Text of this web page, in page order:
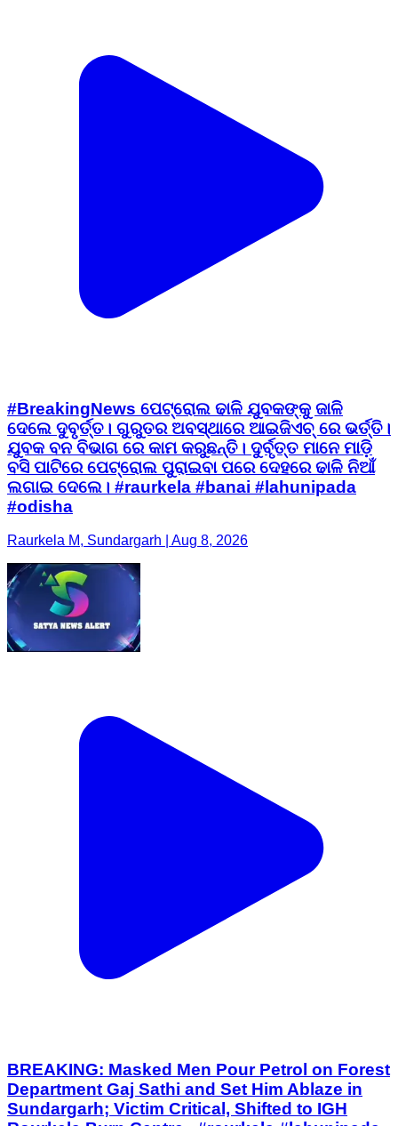
#BreakingNews ପେଟ୍ରୋଲ ଢାଳି ଯୁବକଙ୍କୁ ଜାଳି
ଦେଲେ ଦୁବୃର୍ତ୍ତ। ଗୁରୁତର ଅବସ୍ଥାରେ ଆଇଜିଏଚ୍ ରେ ଭର୍ତ୍ତି।
ଯୁବକ ବନ ବିଭାଗ ରେ କାମ କରୁଛନ୍ତି। ଦୁର୍ବୃତ୍ତ ମାନେ ମାଡ଼ି
ବସି ପାଟିରେ ପେଟ୍ରୋଲ ପୁରାଇବା ପରେ ଦେହରେ ଢାଳି ନିଆଁ
ଲଗାଇ ଦେଲେ। #raurkela #banai #lahunipada
#odisha
Raurkela M, Sundargarh | Aug 8, 2026
BREAKING: Masked Men Pour Petrol on Forest
Department Gaj Sathi and Set Him Ablaze in
Sundargarh; Victim Critical, Shifted to IGH